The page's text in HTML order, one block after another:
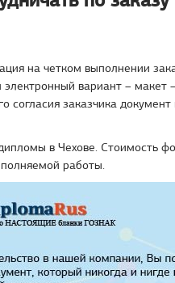
на четком выполнении
вариант – макет
согласия заказчика документ
в Чехове. Стоимость
работы.